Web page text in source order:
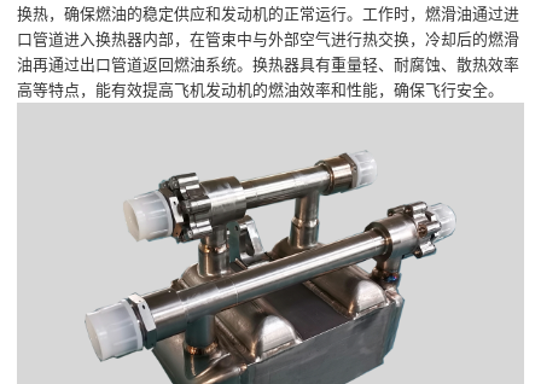
换热，确保燃油的稳定供应和发动机的正常运行。工作时，燃滑油通过进
口管道进入换热器内部，在管束中与外部空气进行热交换，冷却后的燃滑
油再通过出口管道返回燃油系统。换热器具有重量轻、耐腐蚀、散热效率
高等特点，能有效提高飞机发动机的燃油效率和性能，确保飞行安全。